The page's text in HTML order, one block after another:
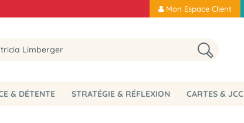
Mon Espace Client
& DÉTENTE STRATÉGIE & RÉFLEXION CARTES & JCC